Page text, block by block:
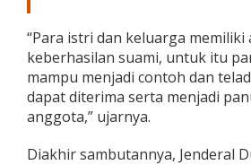
y
a
r
a
k
“Para istri dan keluarga memiliki
keberhasilan suami, untuk itu
mampu menjadi contoh dan
dapat diterima serta menjadi
anggota,” ujarnya.
Diakhir sambutannya, Jenderal